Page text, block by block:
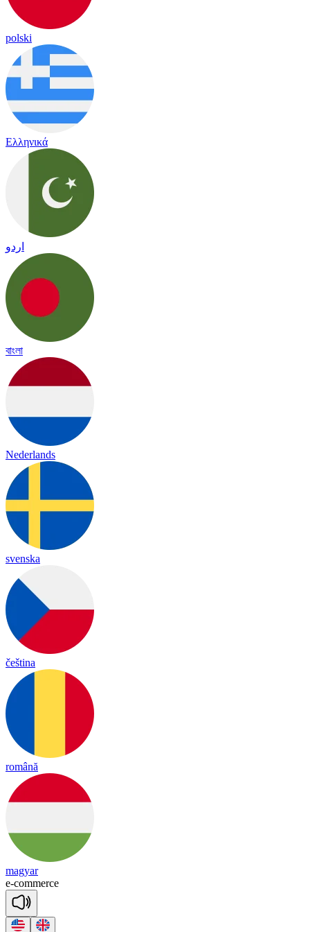
polski
Ελληνικά
اردو
বাংলা
Nederlands
svenska
čeština
română
magyar
e-commerce